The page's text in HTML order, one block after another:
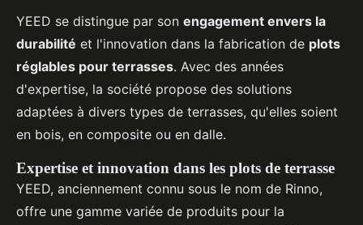
YEED se distingue par son engagement envers la
durabilité et l'innovation dans la fabrication de plots
réglables pour terrasses. Avec des années
d'expertise, la société propose des solutions
adaptées à divers types de terrasses, qu'elles soient
en bois, en composite ou en dalle.
Expertise et innovation dans les plots de terrasse
YEED, anciennement connu sous le nom de Rinno,
offre une gamme variée de produits pour la